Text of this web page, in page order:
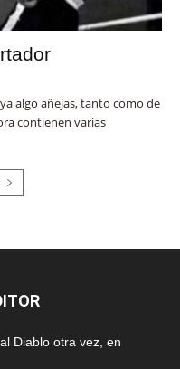
ya algo añejas, tanto como de
contienen varias
Diablo otra vez, en